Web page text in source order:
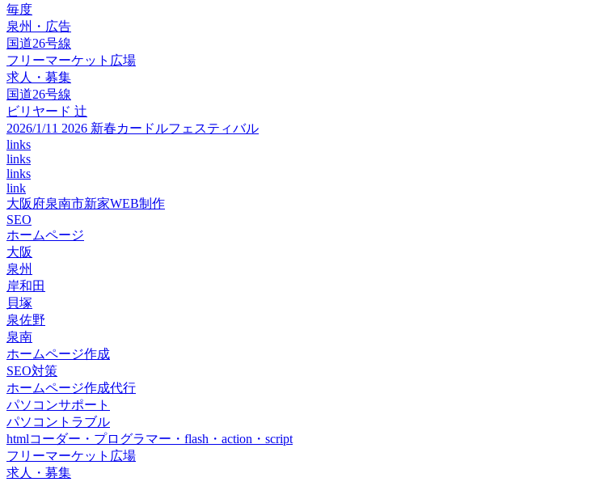
毎度
泉州・広告
国道26号線
フリーマーケット広場
求人・募集
国道26号線
ビリヤード 辻
2026/1/11 2026 新春カードルフェスティバル
links
links
links
link
大阪府泉南市新家WEB制作
SEO
ホームページ
大阪
泉州
岸和田
貝塚
泉佐野
泉南
ホームページ作成
SEO対策
ホームページ作成代行
パソコンサポート
パソコントラブル
htmlコーダー・プログラマー・flash・action・script
フリーマーケット広場
求人・募集